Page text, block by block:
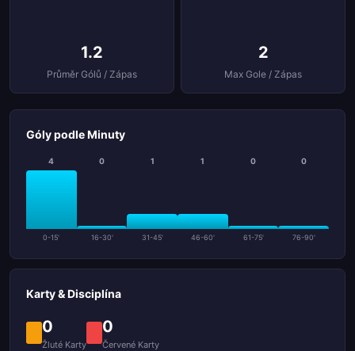
1.2
Průměr Gólů / Zápas
2
Max Gole / Zápas
Góly podle Minuty
4
0-15'
0
16-30'
1
31-45'
1
46-60'
0
61-75'
0
76-90'
Karty & Disciplína
0
Žluté Karty
0
Červené Karty